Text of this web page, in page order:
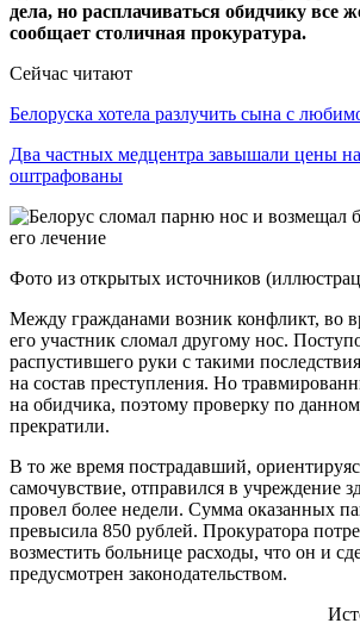
дела, но расплачиваться обидчику все
сообщает столичная прокуратура.
Сейчас читают
Белоруска хотела разлучить сына с
Два частных медцентра завышали цены
оштрафованы
Фото из открытых источников
Между гражданами возник конфликт, во
его участник сломал другому нос.
распустившего руки с такими
на состав преступления. Но
на обидчика, поэтому проверку по
прекратили.
В то же время пострадавший,
самочувствие, отправился в учреждение
провел более недели. Сумма оказанных
превысила 850 рублей. Прокуратора
возместить больнице расходы, что он и
предусмотрен законодательством.